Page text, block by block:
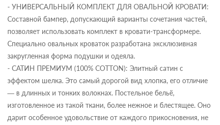
- УНИВЕРСАЛЬНЫЙ КОМПЛЕКТ ДЛЯ ОВАЛЬНОЙ КРОВАТИ:
Составной бампер, допускающий варианты сочетания частей,
позволяет использовать комплект в кровати-трансформере.
Специально овальных кроваток разработана эксклюзивная
закругленная форма подушки и одеяла.
- САТИН ПРЕМИУМ (100% COTTON): Элитный сатин с
эффектом шелка. Это самый дорогой вид хлопка, его отличие
— в длинных и тонких волокнах. Постельное бельё,
изготовленное из такой ткани, более нежное и блестящее. Оно
дарит особенное удовольствие от каждого прикосновения, не